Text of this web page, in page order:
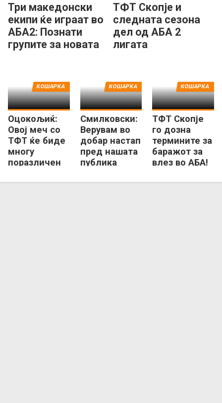
Три македонски
екипи ќе играат во
АБА2: Познати
групите за новата
ТФТ Скопје и
следната сезона
дел од АБА 2
лигата
Оцокољиќ:
Овој меч со
ТФТ ќе биде
многу
поразличен
КОШАРКА
Смилковски:
Верувам во
добар настап
пред нашата
публика
КОШАРКА
ТФТ Скопје
го дозна
термините за
баражот за
влез во АБА!
КОШАРКА